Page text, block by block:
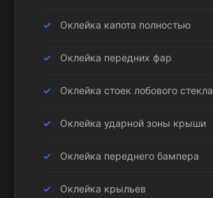
Оклейка капота полностью
Оклейка передних фар
Оклейка стоек лобового стекла
Оклейка ударной зоны крыши
Оклейка переднего бампера
Оклейка крыльев